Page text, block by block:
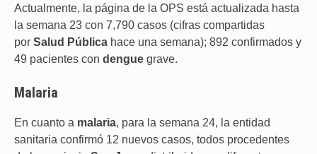
Actualmente, la página de la OPS está actualizada hasta
la semana 23 con 7,790 casos (cifras compartidas
por Salud Pública hace una semana); 892 confirmados y
49 pacientes con dengue grave.
Malaria
En cuanto a malaria, para la semana 24, la entidad
sanitaria confirmó 12 nuevos casos, todos procedentes